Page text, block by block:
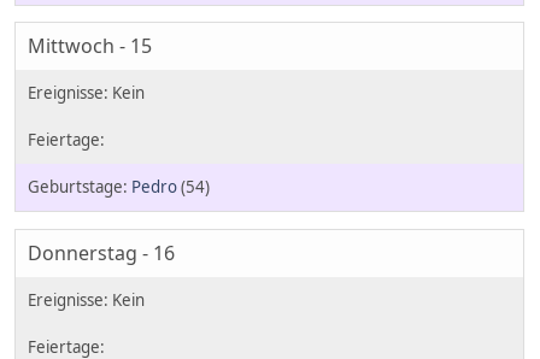
Mittwoch - 15
Pedro(54)
Donnerstag - 16